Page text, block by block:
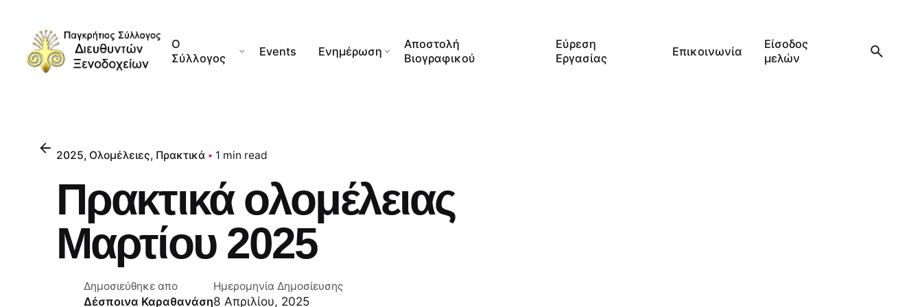
content
Ο
Σύλλογος
Events Ενημέρωση
Αποστολή
Βιογραφικού
Εύρεση
Εργασίας
Επικοινωνία
Είσοδος
μελών
2025 Ολομέλειες Πρακτικά 1 min read
Πρακτικά ολομέλειας
Μαρτίου 2025
Δημοσιεύθηκε απο
Δέσποινα Καραθανάση
Ημερομηνία Δημοσίευσης
8 Απριλίου, 2025